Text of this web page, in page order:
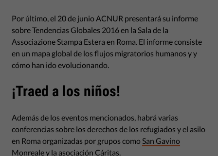
Por último, el 20 de junio ACNUR presentará su informe
sobre Tendencias Globales 2016 en la Sala de la
Associazione Stampa Estera en Roma. El informe consiste
en un mapa global de los flujos migratorios humanos y y
cómo han ido evolucionando.
¡Traed a los niños!
Además de los eventos mencionados, habrá varias
conferencias sobre los derechos de los refugiados y el asilo
en Roma organizadas por grupos comoSan Gavino
Monrealey la asociación Cáritas.